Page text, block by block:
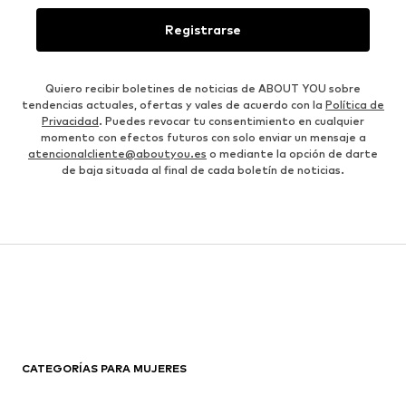
Registrarse
Quiero recibir boletines de noticias de ABOUT YOU sobre
tendencias actuales, ofertas y vales de acuerdo con la Política de
Privacidad. Puedes revocar tu consentimiento en cualquier
momento con efectos futuros con solo enviar un mensaje a
atencionalcliente@aboutyou.es o mediante la opción de darte
de baja situada al final de cada boletín de noticias.
CATEGORÍAS PARA MUJERES